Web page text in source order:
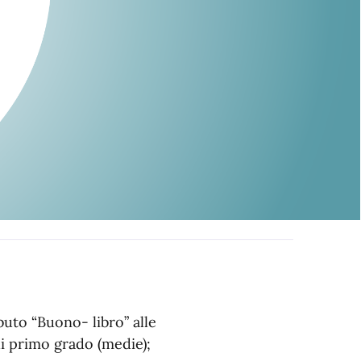
“Buono- libro” alle
primo grado (medie);